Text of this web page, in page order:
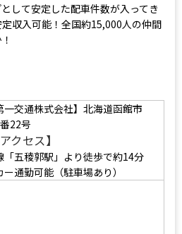
して安定した配車件数が入ってき
収入可能！全国約15,000人の仲間
一交通株式会社】北海道函館市
22号
クセス】
「五稜郭駅」より徒歩で約14分
ー通勤可能（駐車場あり）